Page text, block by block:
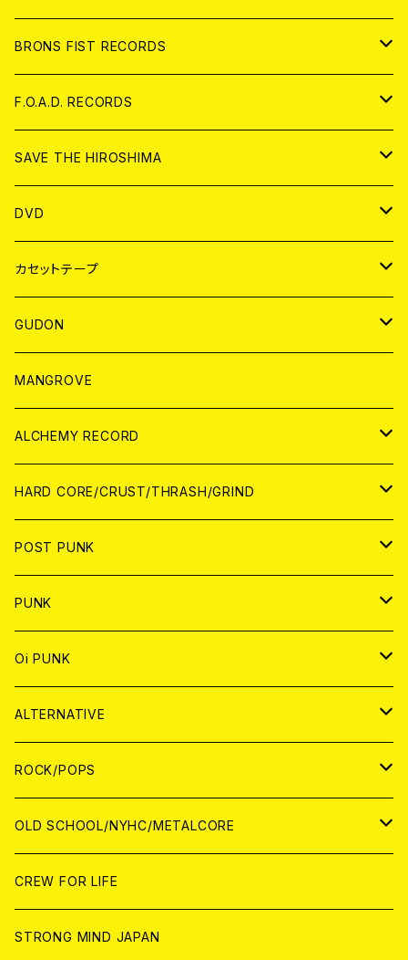
アパレル
ANALOG
BRONS FIST RECORDS
CD
ANALOG
F.O.A.D. RECORDS
CD
ANALOG
SAVE THE HIROSHIMA
アパレル
BADGE
DVD
JAPAN
WORLD
カセットテープ
JAPAN
WORLD
GUDON
アパレル
PATCH
アナログ
DIGITAL CONTENTS
MANGROVE
ALCHEMY RECORD
CD
ANALOG
HARD CORE/CRUST/THRASH/GRIND
JAPAN
CD
ANALOG
WORLD
CD
ANALOG
POST PUNK
CD
JAPAN
WORLD
ANALOG
JAPAN
WORLD
PUNK
JAPAN
CD
ANALOG
WORLD
CD
ANALOG
Oi PUNK
JAPAN
CD
ANALOG
WOLRD
CD
ANALOG
ALTERNATIVE
JAPAN
CD
ANALOG
WORLD
CD
ANALOG
ROCK/POPS
JAPAN
CD
ANALOG
WORLD
CD
OLD SCHOOL/NYHC/METALCORE
JAPAN
CD
WORLD
CREW FOR LIFE
STRONG MIND JAPAN